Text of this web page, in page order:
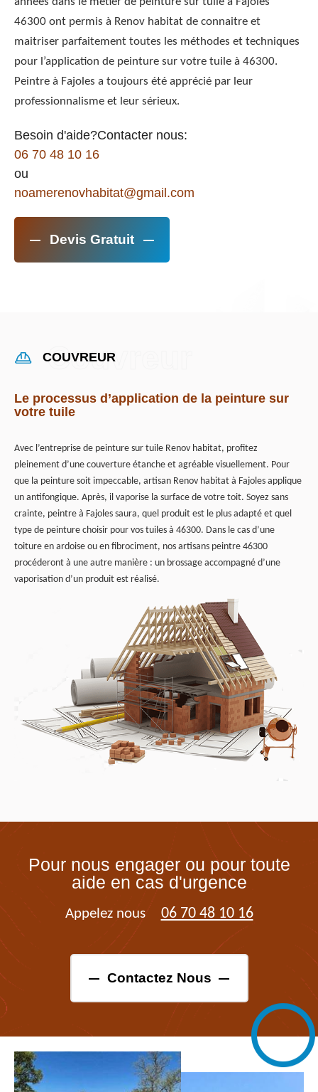
46300 ont permis à Renov habitat de connaitre et
maitriser parfaitement toutes les méthodes et techniques
pour l’application de peinture sur votre tuile à 46300.
Peintre à Fajoles a toujours été apprécié par leur
professionnalisme et leur sérieux.
Besoin d'aide?Contacter nous:
06 70 48 10 16
ou
noamerenovhabitat@gmail.com
Devis Gratuit
COUVREUR
Le processus d’application de la peinture sur
votre tuile
Avec l’entreprise de peinture sur tuile Renov habitat, profitez
pleinement d’une couverture étanche et agréable visuellement. Pour
que la peinture soit impeccable, artisan Renov habitat à Fajoles applique
un antifongique. Après, il vaporise la surface de votre toit. Soyez sans
crainte, peintre à Fajoles saura, quel produit est le plus adapté et quel
type de peinture choisir pour vos tuiles à 46300. Dans le cas d’une
toiture en ardoise ou en fibrociment, nos artisans peintre 46300
procéderont à une autre manière : un brossage accompagné d’une
vaporisation d’un produit est réalisé.
Pour nous engager ou pour toute
aide en cas d'urgence
Appelez nous 06 70 48 10 16
Contactez Nous